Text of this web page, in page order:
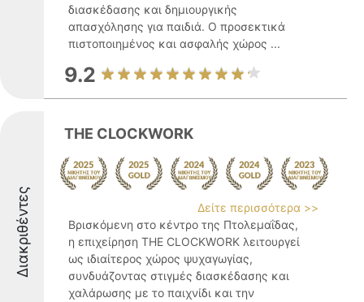
διασκέδασης και δημιουργικής
απασχόλησης για παιδιά. Ο προσεκτικά
πιστοποιημένος και ασφαλής χώρος ...
9.2
Διακριθέντες
THE CLOCKWORK
Δείτε περισσότερα >>
Βρισκόμενη στο κέντρο της Πτολεμαΐδας,
η επιχείρηση THE CLOCKWORK λειτουργεί
ως ιδιαίτερος χώρος ψυχαγωγίας,
συνδυάζοντας στιγμές διασκέδασης και
χαλάρωσης με το παιχνίδι και την